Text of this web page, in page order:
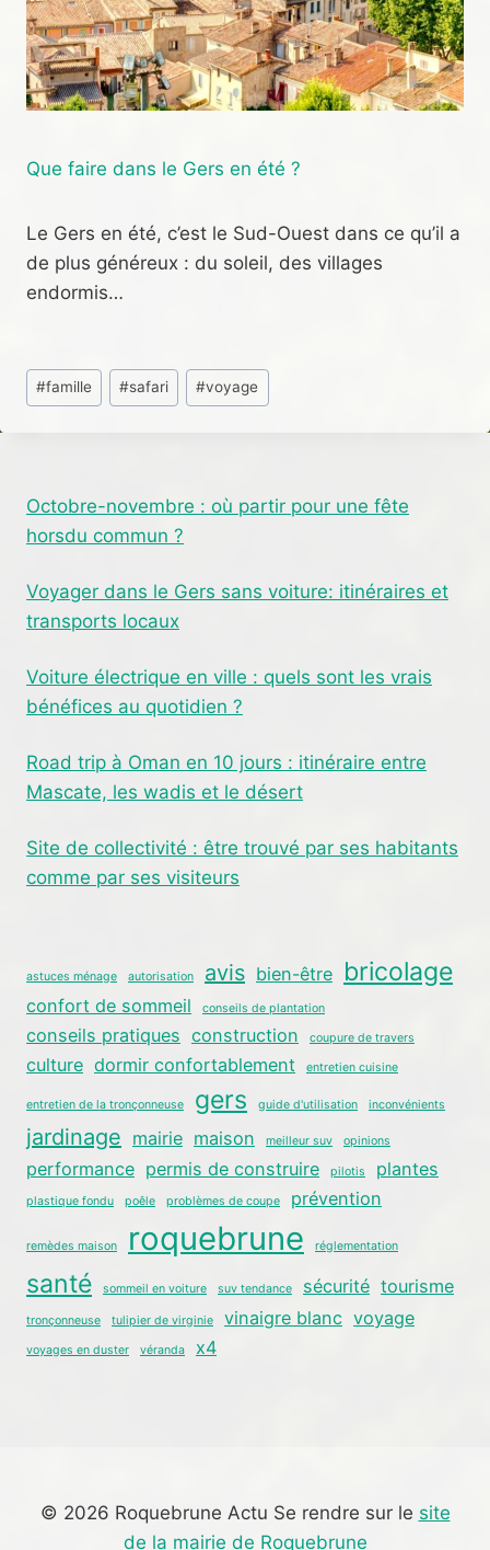
Que faire dans le Gers en été ?
Le Gers en été, c’est le Sud-Ouest dans ce qu’il a
de plus généreux : du soleil, des villages
endormis…
Étiquettes
de
#famille #safari #voyage
Octobre-novembre : où partir pour une fête
horsdu commun ?
Voyager dans le Gers sans voiture: itinéraires et
transports locaux
Voiture électrique en ville : quels sont les vrais
bénéfices au quotidien ?
Road trip à Oman en 10 jours : itinéraire entre
Mascate, les wadis et le désert
Site de collectivité : être trouvé par ses habitants
comme par ses visiteurs
astuces ménage autorisation avis bien-être bricolage
confort de sommeil conseils de plantation
conseils pratiques construction coupure de travers
culture dormir confortablement entretien cuisine
entretien de la tronçonneuse gers guide d'utilisation inconvénients
jardinage mairie maison meilleur suv opinions
performance permis de construire pilotis plantes
plastique fondu poêle problèmes de coupe prévention
remèdes maison roquebrune réglementation
santé sommeil en voiture suv tendance sécurité tourisme
tronçonneuse tulipier de virginie vinaigre blanc voyage
voyages en duster véranda x4
© 2026 Roquebrune Actu Se rendre sur le site
de la mairie de Roquebrune